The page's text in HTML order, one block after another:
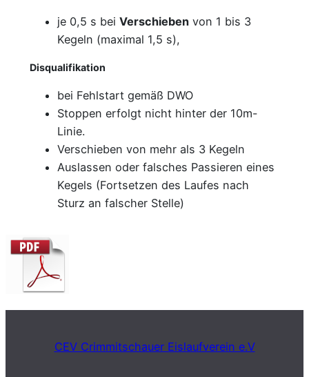
je 0,5 s bei Verschiebenvon 1 bis 3
Kegeln (maximal 1,5 s),
Disqualifikation
bei Fehlstart gemäß DWO
Stoppen erfolgt nicht hinter der 10m-
Linie.
Verschieben von mehr als 3 Kegeln
Auslassen oder falsches Passieren eines
Kegels (Fortsetzen des Laufes nach
Sturz an falscher Stelle)
CEV Crimmitschauer Eislaufverein e.V